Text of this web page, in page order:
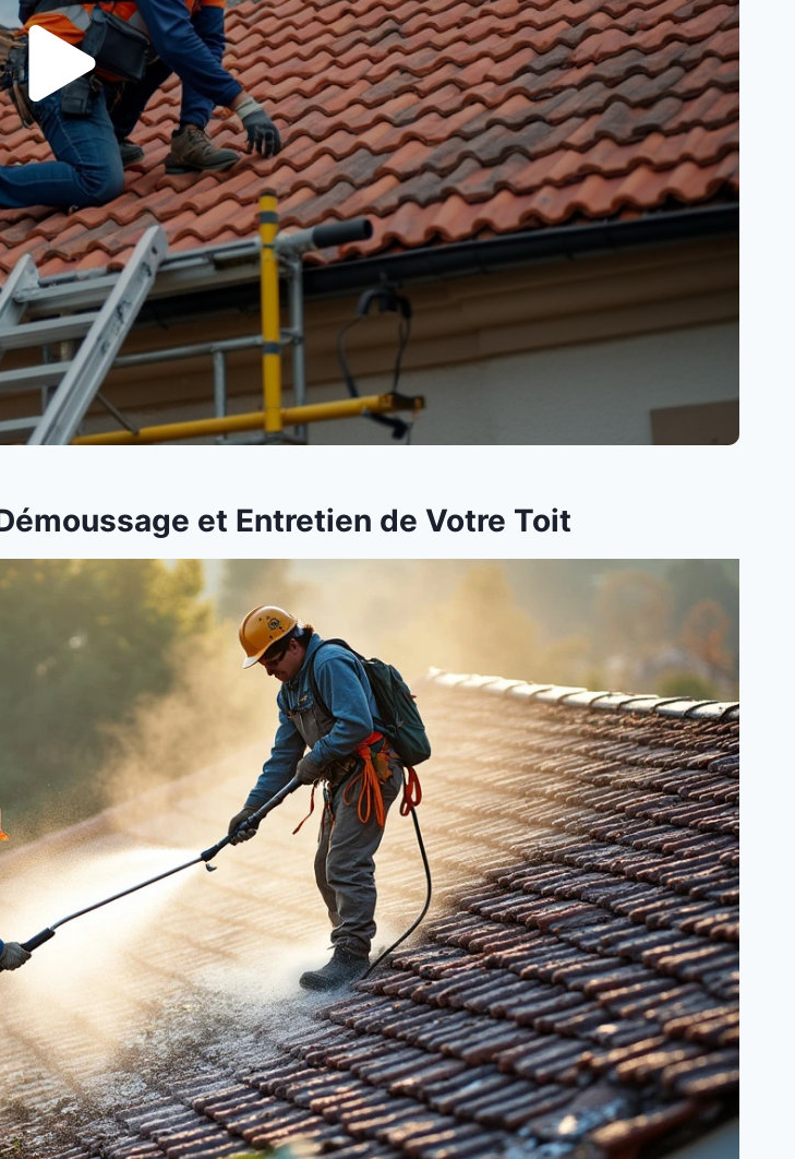
et Entretien de Votre Toit